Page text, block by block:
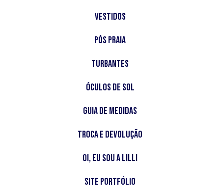
Vestidos
Pós Praia
Turbantes
Óculos de Sol
Guia de Medidas
Troca e Devolução
Oi, Eu sou a Lilli
Site Portfólio